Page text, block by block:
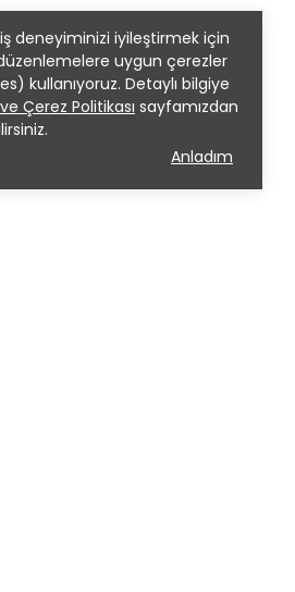
deneyiminizi iyileştirmek için
uygun çerezler
kullanıyoruz. Detaylı bilgiye
Çerez Politikası sayfamızdan
Anladım